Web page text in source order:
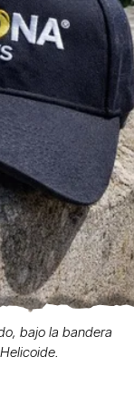
bajo la bandera